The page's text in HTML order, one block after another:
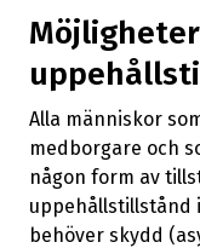
Alla människor
medborgare och
någon form av
uppehållstillstånd
behöver skydd